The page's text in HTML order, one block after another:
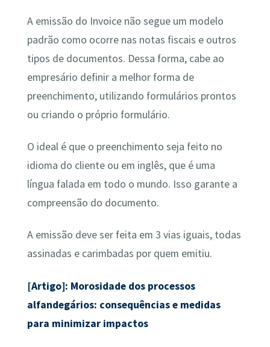
A emissão do Invoice não segue um modelo
padrão como ocorre nas notas fiscais e outros
tipos de documentos. Dessa forma, cabe ao
empresário definir a melhor forma de
preenchimento, utilizando formulários prontos
ou criando o próprio formulário.
O ideal é que o preenchimento seja feito no
idioma do cliente ou em inglês, que é uma
língua falada em todo o mundo. Isso garante a
compreensão do documento.
A emissão deve ser feita em 3 vias iguais, todas
assinadas e carimbadas por quem emitiu.
[Artigo]: Morosidade dos processos
alfandegários: consequências e medidas
para minimizar impactos